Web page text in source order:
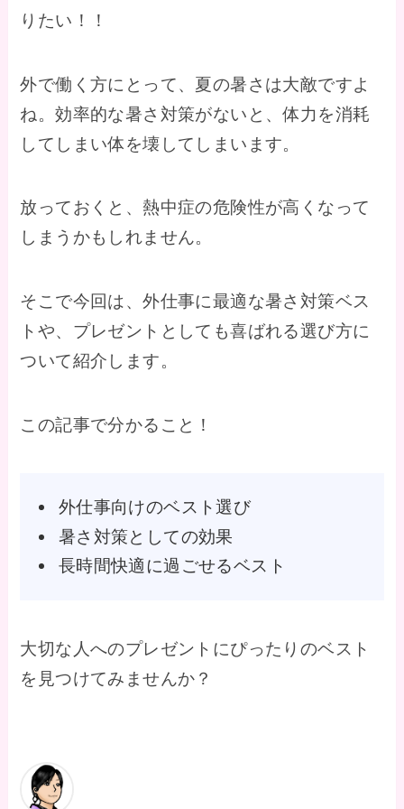
りたい！！
外で働く方にとって、夏の暑さは大敵ですよ
ね。効率的な暑さ対策がないと、体力を消耗
してしまい体を壊してしまいます。
放っておくと、熱中症の危険性が高くなって
しまうかもしれません。
そこで今回は、外仕事に最適な暑さ対策ベス
トや、プレゼントとしても喜ばれる選び方に
ついて紹介します。
この記事で分かること！
外仕事向けのベスト選び
暑さ対策としての効果
長時間快適に過ごせるベスト
大切な人へのプレゼントにぴったりのベスト
を見つけてみませんか？